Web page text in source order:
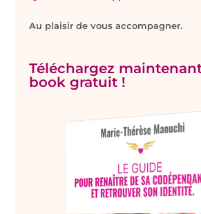
Au plaisir de vous accompagner.
Téléchargez
book gratuit !